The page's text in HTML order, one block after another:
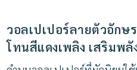
วอลเปเปอร์ลายตัวอักษ
โทนสีแดงเพลิง เสริมพลั